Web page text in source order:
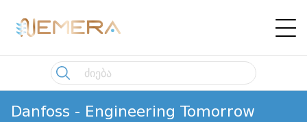
Danfoss - Engineering Tomorrow